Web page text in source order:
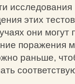
этих
они могут
поражения
раньше,